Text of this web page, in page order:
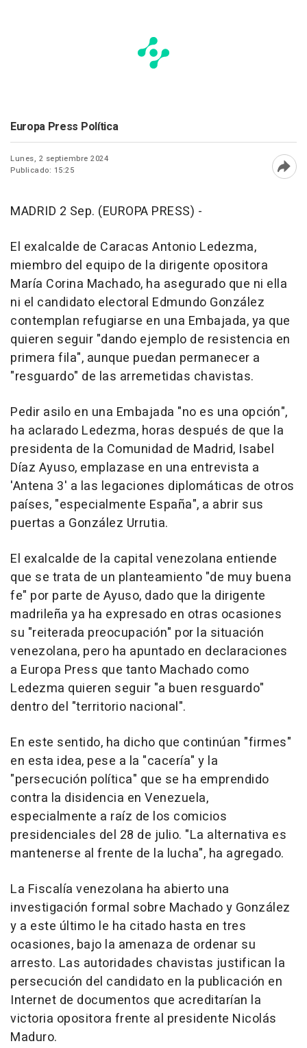
Europa Press Política
Lunes, 2 septiembre 2024
Publicado: 15:25
MADRID 2 Sep. (EUROPA PRESS) -
El exalcalde de Caracas Antonio Ledezma,
miembro del equipo de la dirigente opositora
María Corina Machado, ha asegurado que ni ella
ni el candidato electoral Edmundo González
contemplan refugiarse en una Embajada, ya que
quieren seguir "dando ejemplo de resistencia en
primera fila", aunque puedan permanecer a
"resguardo" de las arremetidas chavistas.
Pedir asilo en una Embajada "no es una opción",
ha aclarado Ledezma, horas después de que la
presidenta de la Comunidad de Madrid, Isabel
Díaz Ayuso, emplazase en una entrevista a
'Antena 3' a las legaciones diplomáticas de otros
países, "especialmente España", a abrir sus
puertas a González Urrutia.
El exalcalde de la capital venezolana entiende
que se trata de un planteamiento "de muy buena
fe" por parte de Ayuso, dado que la dirigente
madrileña ya ha expresado en otras ocasiones
su "reiterada preocupación" por la situación
venezolana, pero ha apuntado en declaraciones
a Europa Press que tanto Machado como
Ledezma quieren seguir "a buen resguardo"
dentro del "territorio nacional".
En este sentido, ha dicho que continúan "firmes"
en esta idea, pese a la "cacería" y la
"persecución política" que se ha emprendido
contra la disidencia en Venezuela,
especialmente a raíz de los comicios
presidenciales del 28 de julio. "La alternativa es
mantenerse al frente de la lucha", ha agregado.
La Fiscalía venezolana ha abierto una
investigación formal sobre Machado y González
y a este último le ha citado hasta en tres
ocasiones, bajo la amenaza de ordenar su
arresto. Las autoridades chavistas justifican la
persecución del candidato en la publicación en
Internet de documentos que acreditarían la
victoria opositora frente al presidente Nicolás
Maduro.